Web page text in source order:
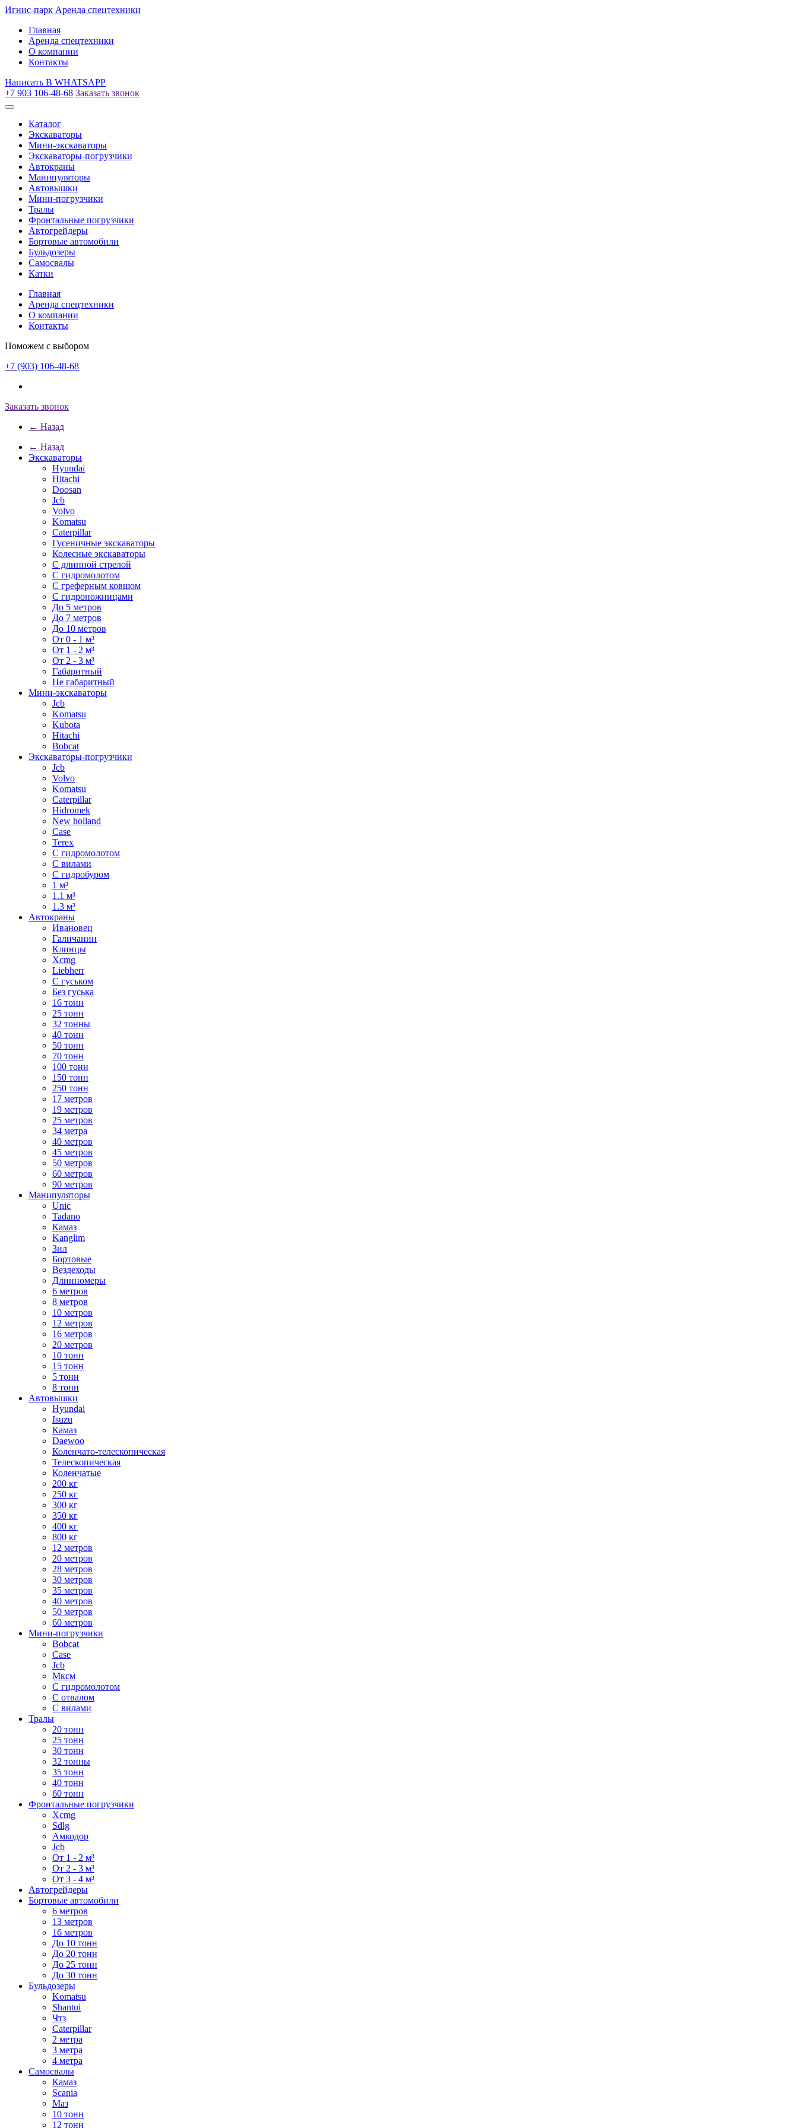
Игнис-парк Аренда спецтехники
Главная
Аренда спецтехники
О компании
Контакты
Написать В WHATSAPP
+7 903 106-48-68 Заказать звонок
Каталог
Экскаваторы
Мини-экскаваторы
Экскаваторы-погрузчики
Автокраны
Манипуляторы
Автовышки
Мини-погрузчики
Тралы
Фронтальные погрузчики
Автогрейдеры
Бортовые автомобили
Бульдозеры
Самосвалы
Катки
Главная
Аренда спецтехники
О компании
Контакты
Поможем с выбором
+7 (903) 106-48-68
Заказать звонок
← Назад
← Назад
Экскаваторы
Hyundai
Hitachi
Doosan
Jcb
Volvo
Komatsu
Caterpillar
Гусеничные экскаваторы
Колесные экскаваторы
С длинной стрелой
С гидромолотом
С греферным ковшом
С гидроножницами
До 5 метров
До 7 метров
До 10 метров
От 0 - 1 м³
От 1 - 2 м³
От 2 - 3 м³
Габаритный
Не габаритный
Мини-экскаваторы
Jcb
Komatsu
Kubota
Hitachi
Bobcat
Экскаваторы-погрузчики
Jcb
Volvo
Komatsu
Caterpillar
Hidromek
New holland
Case
Terex
С гидромолотом
С вилами
С гидробуром
1 м³
1.1 м³
1.3 м³
Автокраны
Ивановец
Галичанин
Клинцы
Xcmg
Liebherr
С гуськом
Без гуська
16 тонн
25 тонн
32 тонны
40 тонн
50 тонн
70 тонн
100 тонн
150 тонн
250 тонн
17 метров
19 метров
25 метров
34 метра
40 метров
45 метров
50 метров
60 метров
90 метров
Манипуляторы
Unic
Tadano
Камаз
Kanglim
Зил
Бортовые
Вездеходы
Длинномеры
6 метров
8 метров
10 метров
12 метров
16 метров
20 метров
10 тонн
15 тонн
5 тонн
8 тонн
Автовышки
Hyundai
Isuzu
Камаз
Daewoo
Коленчато-телескопическая
Телескопическая
Коленчатые
200 кг
250 кг
300 кг
350 кг
400 кг
800 кг
12 метров
20 метров
28 метров
30 метров
35 метров
40 метров
50 метров
60 метров
Мини-погрузчики
Bobcat
Case
Jcb
Мксм
С гидромолотом
С отвалом
С вилами
Тралы
20 тонн
25 тонн
30 тонн
32 тонны
35 тонн
40 тонн
60 тонн
Фронтальные погрузчики
Xcmg
Sdlg
Амкодор
Jcb
От 1 - 2 м³
От 2 - 3 м³
От 3 - 4 м³
Автогрейдеры
Бортовые автомобили
6 метров
13 метров
16 метров
До 10 тонн
До 20 тонн
До 25 тонн
До 30 тонн
Бульдозеры
Komatsu
Shantui
Чтз
Caterpillar
2 метра
3 метра
4 метра
Самосвалы
Камаз
Scania
Маз
10 тонн
12 тонн